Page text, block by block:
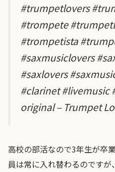
#trumpetlovers
#trompete
#trompetista
#saxmusiclovers
#saxlovers
#clarinet #livemusic
original – Trumpet
高校の部活なので3年生が卒
員は常に入れ替わるのです